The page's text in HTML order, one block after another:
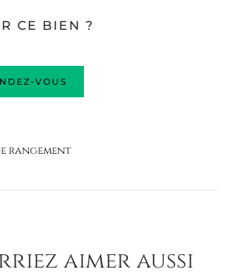
CE BIEN ?
VOUS
rangement
aimer aussi